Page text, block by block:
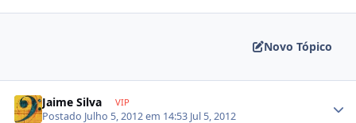
Novo Tópico
Jaime Silva VIP
Postado Julho 5, 2012 em 14:53 Jul 5, 2012